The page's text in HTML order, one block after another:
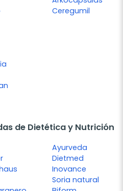
Ceregumil
de Dietética y Nutrición
Ayurveda
Dietmed
Inovance
Soria natural